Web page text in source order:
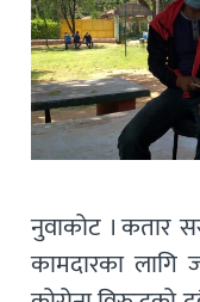
नुवाकोट । कतार
कामदारका लागि